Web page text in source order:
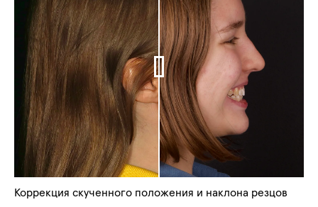
Коррекция скученного положения и наклона резцов